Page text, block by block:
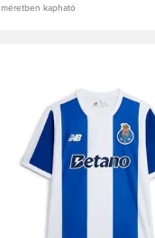
kapható
való
egy modált a